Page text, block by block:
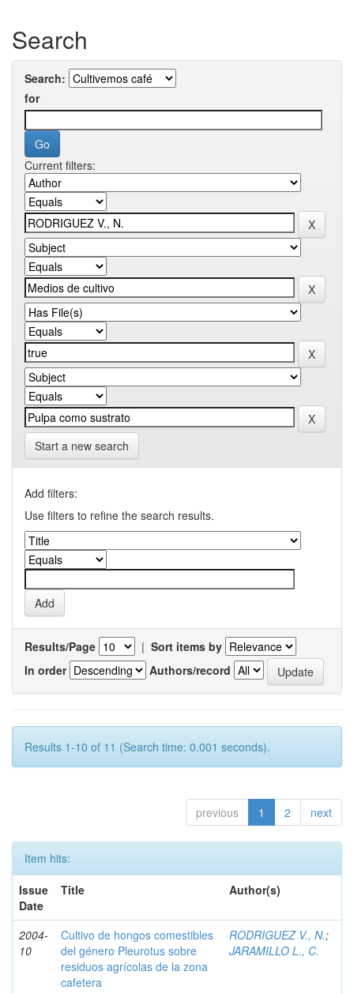
Search
Search:
for
Current filters:
Start a new search
Add filters:
Use filters to refine the search results.
Results/Page | Sort items by
In order
Authors/record
Results 1-10 of 11 (Search time: 0.001 seconds).
previous 1 2 next
Item hits:
Issue
Date
Title Author(s)
2004-
10
Cultivo de hongos comestibles
del género Pleurotus sobre
residuos agrícolas de la zona
cafetera
RODRIGUEZ V., N.;
JARAMILLO L., C.